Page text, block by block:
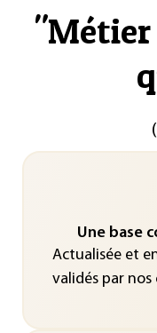
"Métier
(
Une base
Actualisée et
validés par